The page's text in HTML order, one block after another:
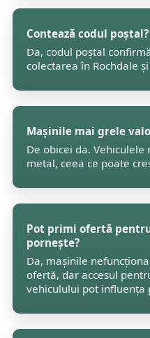
Contează codul poștal?
Da, codul poștal
colectarea în Rochdale
Mașinile mai grele
De obicei da.
metal, ceea ce poate
Pot primi ofertă
pornește?
Da, mașinile
ofertă, dar accesul
vehiculului pot influența